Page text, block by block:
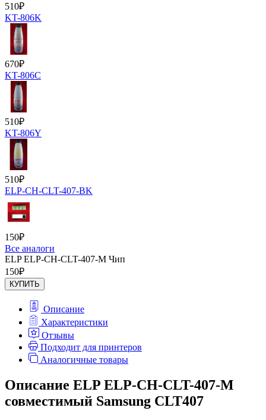
510₽
KT-806K
670₽
KT-806С
510₽
KT-806Y
510₽
ELP-CH-CLT-407-BK
150₽
Все аналоги
ELP ELP-CH-CLT-407-M Чип
150₽
КУПИТЬ
Описание
Характеристики
Отзывы
Подходит для принтеров
Аналогичные товары
Описание ELP ELP-CH-CLT-407-M
совместимый Samsung CLT407